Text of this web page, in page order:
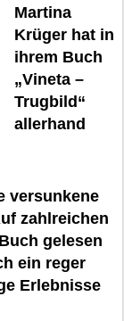
Martina
Krüger hat in
ihrem Buch
„Vineta –
Trugbild“
allerhand
versunkene
zahlreichen
gelesen
ein reger
Erlebnisse